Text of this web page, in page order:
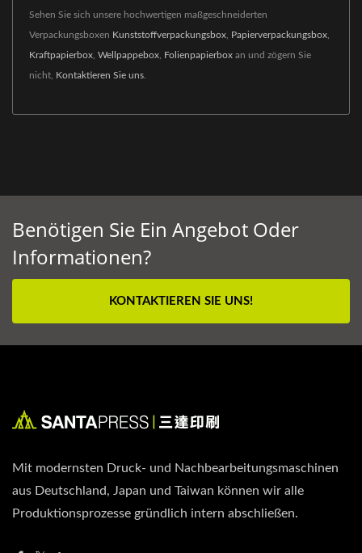
Sehen Sie sich unsere hochwertigen maßgeschneiderten
Verpackungsboxen Kunststoffverpackungsbox Papierverpackungsbox
Kraftpapierbox Wellpappebox Folienpapierbox an und zögern Sie
nicht, Kontaktieren Sie uns
Benötigen Sie Ein Angebot Oder
Informationen?
KONTAKTIEREN SIE UNS!
Mit modernsten Druck- und Nachbearbeitungsmaschinen
aus Deutschland, Japan und Taiwan können wir alle
Produktionsprozesse gründlich intern abschließen.